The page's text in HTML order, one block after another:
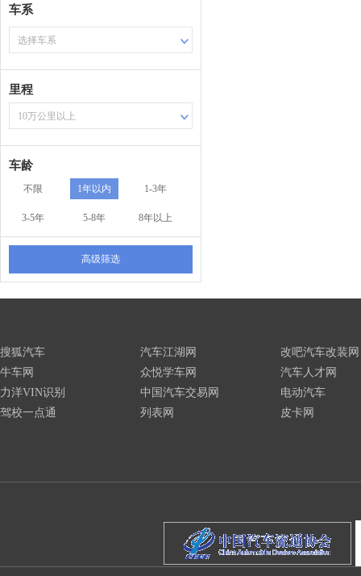
车系
选择车系
里程
10万公里以上
车龄
不限 1年以内 1-3年
3-5年 5-8年 8年以上
高级筛选
搜狐汽车
牛车网
力洋VIN识别
驾校一点通
汽车江湖网
众悦学车网
中国汽车交易网
列表网
改吧汽车改装网
汽车人才网
电动汽车
皮卡网